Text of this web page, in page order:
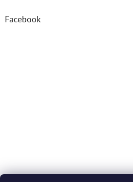
Facebook